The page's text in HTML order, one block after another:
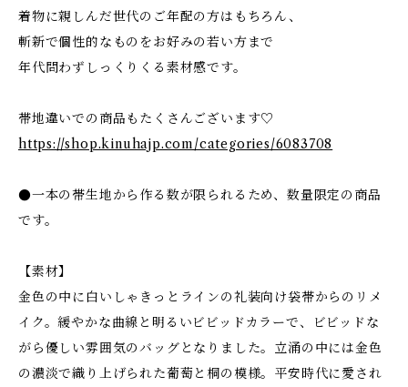
着物に親しんだ世代のご年配の方はもちろん、
斬新で個性的なものをお好みの若い方まで
年代問わずしっくりくる素材感です。
帯地違いでの商品もたくさんございます♡
https://shop.kinuhajp.com/categories/6083708
●一本の帯生地から作る数が限られるため、数量限定の商品
です。
【素材】
金色の中に白いしゃきっとラインの礼装向け袋帯からのリメ
イク。緩やかな曲線と明るいビビッドカラーで、ビビッドな
がら優しい雰囲気のバッグとなりました。立涌の中には金色
の濃淡で織り上げられた葡萄と桐の模様。平安時代に愛され